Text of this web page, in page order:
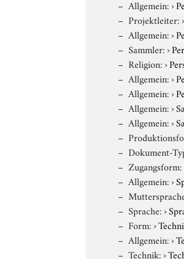
Allgemein:›
Projektleiter:
Allgemein:›
Sammler:›
Religion:›
Allgemein:›
Allgemein:›
Allgemein:›
Allgemein:›
Dokument-
Zugangsform:
Allgemein:›
Sprache:›
Form:›
Allgemein:›
Technik:›